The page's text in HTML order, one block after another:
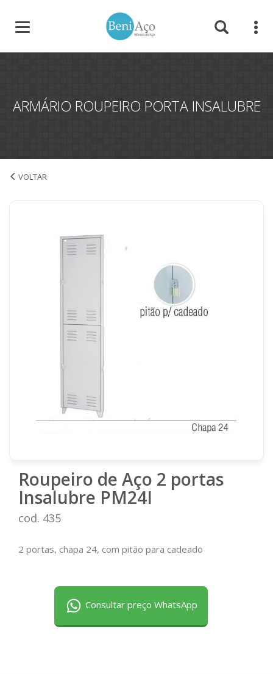
ARMÁRIO ROUPEIRO PORTA INSALUBRE
Armário Roupeiro Porta Insalubre
Roupeiro de Aço 2 portas
Insalubre PM24I
cod. 435
2 portas, chapa 24, com pitão para cadeado
Consultar preço WhatsApp